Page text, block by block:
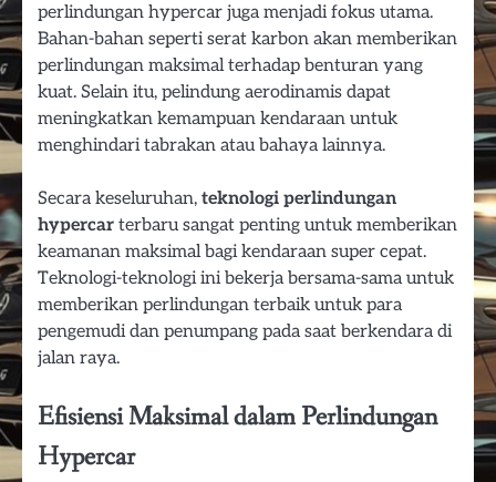
perlindungan hypercar juga menjadi fokus utama.
Bahan-bahan seperti serat karbon akan memberikan
perlindungan maksimal terhadap benturan yang
kuat. Selain itu, pelindung aerodinamis dapat
meningkatkan kemampuan kendaraan untuk
menghindari tabrakan atau bahaya lainnya.
Secara keseluruhan, teknologi perlindungan
hypercar terbaru sangat penting untuk memberikan
keamanan maksimal bagi kendaraan super cepat.
Teknologi-teknologi ini bekerja bersama-sama untuk
memberikan perlindungan terbaik untuk para
pengemudi dan penumpang pada saat berkendara di
jalan raya.
Efisiensi Maksimal dalam Perlindungan
Hypercar